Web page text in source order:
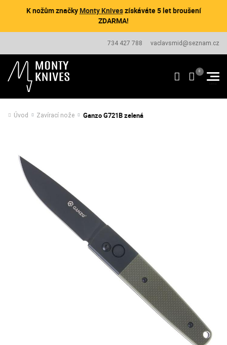
K nožům značkyMonty Kniveszískáváte 5 let broušení
ZDARMA!
734 427 788 vaclavsmid@seznam.cz
Úvod Zavírací nože Ganzo G721B zelená